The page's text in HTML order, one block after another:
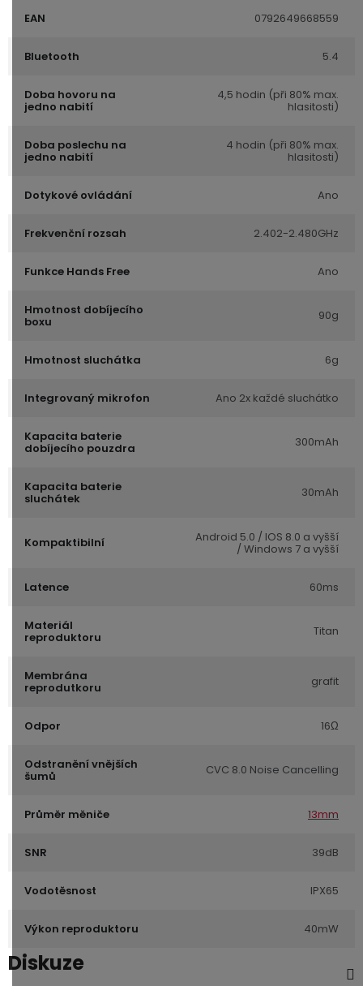
EAN 0792649668559
Bluetooth 5.4
Doba hovoru na
jedno nabití
4,5 hodin (při 80% max.
hlasitosti)
Doba poslechu na
jedno nabití
4 hodin (při 80% max.
hlasitosti)
Dotykové ovládání Ano
Frekvenční rozsah 2.402-2.480GHz
Funkce Hands Free Ano
Hmotnost dobíjecího
boxu 90g
Hmotnost sluchátka 6g
Integrovaný mikrofon Ano 2x každé sluchátko
Kapacita baterie
dobíjecího pouzdra 300mAh
Kapacita baterie
sluchátek 30mAh
Kompaktibilní Android 5.0 / IOS 8.0 a vyšší
/ Windows 7 a vyšší
Latence 60ms
Materiál
reproduktoru Titan
Membrána
reprodutkoru grafit
Odpor 16Ω
Odstranění vnějších
šumů CVC 8.0 Noise Cancelling
Průměr měniče 13mm
SNR 39dB
Vodotěsnost IPX65
Výkon reproduktoru 40mW
Diskuze